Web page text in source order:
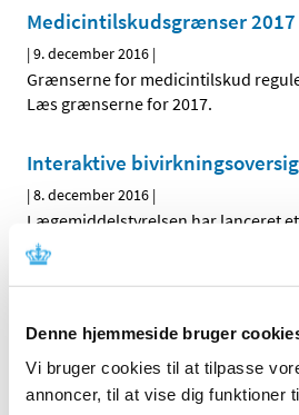
Denne hjemmeside bruger
Vi bruger cookies til at tilpasse
annoncer, til at vise dig funktioner
Medicintilskudsgrænser 2017
|9. december 2016 |
Grænserne for medicintilskud
Læs grænserne for 2017.
Interaktive
|8. december 2016 |
Lægemiddelstyrelsen har lanceret
redskab, der giver forskere og
mod migræne og medicin i
gruppe N
|8. december 2016|